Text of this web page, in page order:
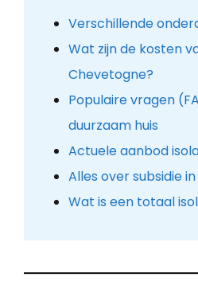
Verschillende
Wat zijn de kosten
Chevetogne?
Populaire vragen
duurzaam huis
Actuele aanbod
Alles over subsidie
Wat is een totaal